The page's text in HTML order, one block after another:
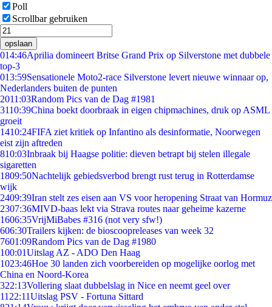
Poll
Scrollbar gebruiken
opslaan
014:46Aprilia domineert Britse Grand Prix op Silverstone met dubbele
top-3
013:59Sensationele Moto2-race Silverstone levert nieuwe winnaar op,
Nederlanders buiten de punten
2011:03Random Pics van de Dag #1981
3110:39China boekt doorbraak in eigen chipmachines, druk op ASML
groeit
1410:24FIFA ziet kritiek op Infantino als desinformatie, Noorwegen
eist zijn aftreden
810:03Inbraak bij Haagse politie: dieven betrapt bij stelen illegale
sigaretten
1809:50Nachtelijk gebiedsverbod brengt rust terug in Rotterdamse
wijk
2409:39Iran stelt zes eisen aan VS voor heropening Straat van Hormuz
2307:36MIVD-baas lekt via Strava routes naar geheime kazerne
1606:35VrijMiBabes #316 (not very sfw!)
606:30Trailers kijken: de bioscoopreleases van week 32
7601:09Random Pics van de Dag #1980
100:01Uitslag AZ - ADO Den Haag
1023:46Hoe 30 landen zich voorbereiden op mogelijke oorlog met
China en Noord-Korea
322:13Vollering slaat dubbelslag in Nice en neemt geel over
11 22:11Uitslag PSV - Fortuna Sittard